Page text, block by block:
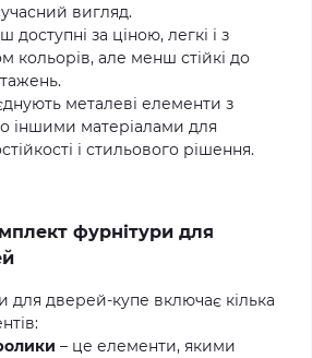
вигляд.
доступні за ціною, легкі і з
але менш стійкі до
металеві елементи з
іншими матеріалами для
і стильового рішення.
фурнітури для
для дверей-купе включає кілька
– це елементи, якими